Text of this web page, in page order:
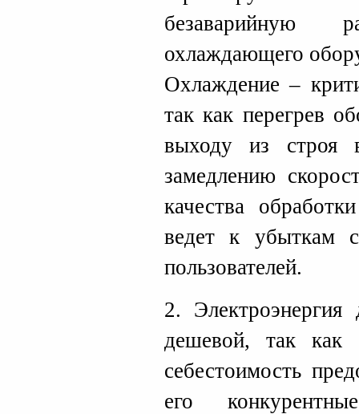
безаварийную
охлаждающего
Охлаждение –
так как перегрев
выходу из строя
замедлению
качества
ведет к убыткам
пользователей.
2.
дешевой, так как
себестоимость
его